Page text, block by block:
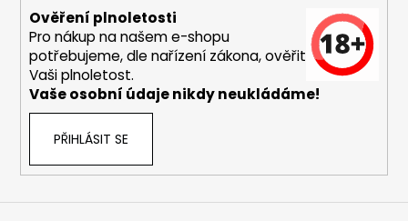
Ověření plnoletosti
Pro nákup na našem e-shopu
potřebujeme, dle nařízení zákona, ověřit
Vaši plnoletost.
Vaše osobní údaje nikdy neukládáme!
PŘIHLÁSIT SE